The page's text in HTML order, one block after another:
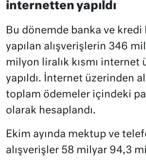
internetten yapıldı
Bu dönemde banka ve kredi
yapılan alışverişlerin 346
milyon liralık kısmı internet
yapıldı. İnternet üzerinden
toplam ödemeler içindeki
olarak hesaplandı.
Ekim ayında mektup ve
alışverişler 58 milyar 94,3